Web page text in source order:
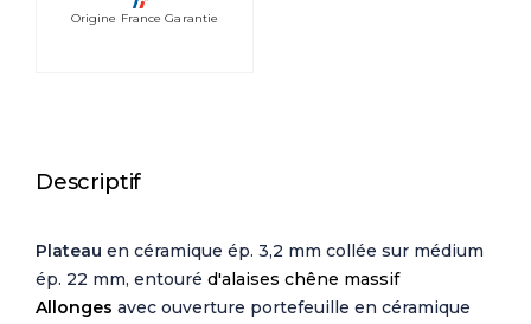
Origine France Garantie
Descriptif
Plateau en céramique ép. 3,2 mm collée sur médium
ép. 22 mm, entouré d'alaises chêne massif
Allonges avec ouverture portefeuille en céramique